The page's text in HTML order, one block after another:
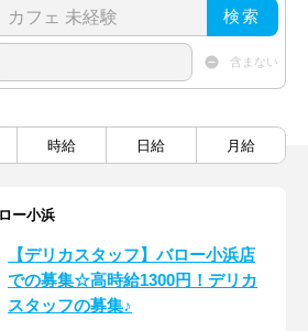
検索
含まない
時給 日給 月給
ー小浜
【デリカスタッフ】バロー小浜店
での募集☆高時給1300円！デリカ
スタッフの募集♪